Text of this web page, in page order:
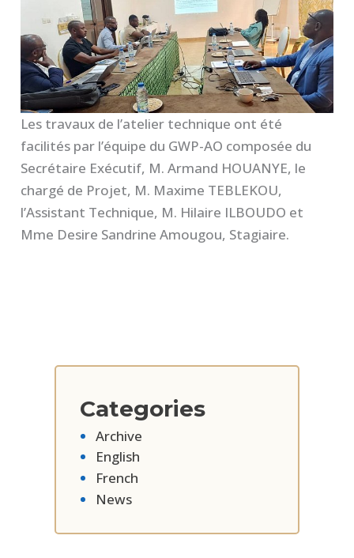
Categories
Archive
English
French
News
Les travaux de l’atelier technique ont été
facilités par l’équipe du GWP-AO composée du
Secrétaire Exécutif, M. Armand HOUANYE, le
chargé de Projet, M. Maxime TEBLEKOU,
l’Assistant Technique, M. Hilaire ILBOUDO et
Mme Desire Sandrine Amougou, Stagiaire.